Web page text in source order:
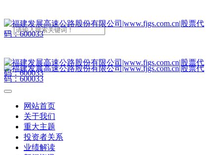
网站首页
关于我们
重大主题
投资者关系
业绩解读